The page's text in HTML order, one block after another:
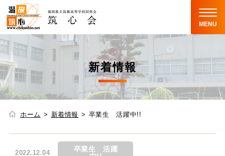
MENU
新着情報
ホーム 新着情報 卒業生 活躍中!!
2022.12.04
卒業生 活躍